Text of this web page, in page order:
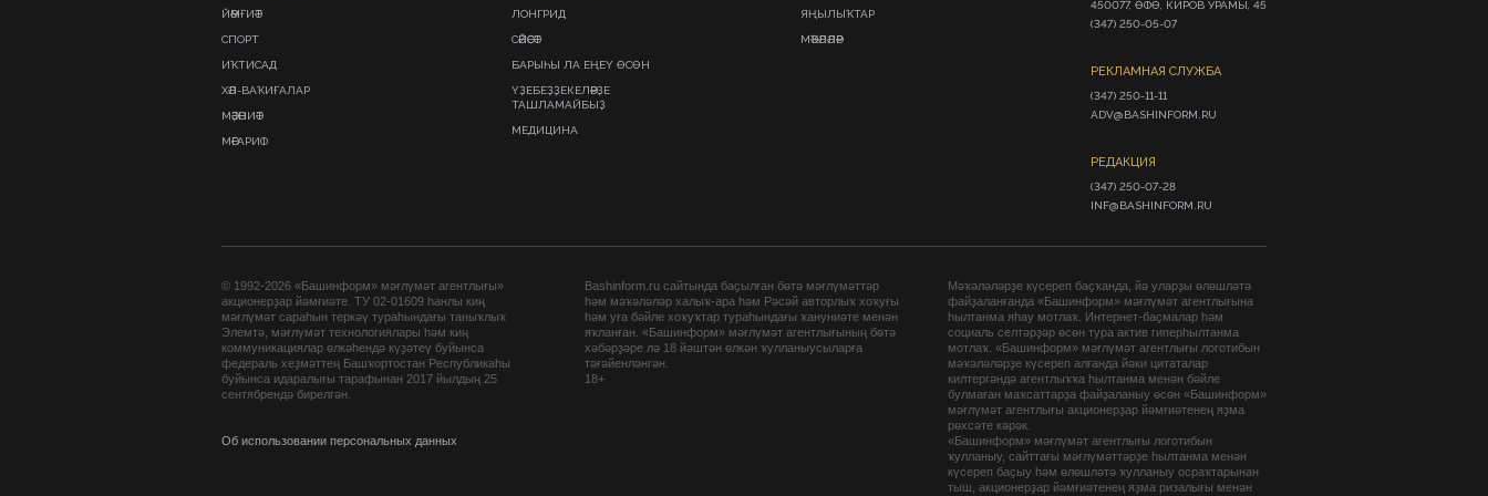
ЙӘМҒИӘТ
СПОРТ
ИҠТИСАД
ХӘЛ-ВАҠИҒАЛАР
МӘҘӘНИӘТ
МӘҒАРИФ
ЛОНГРИД
СӘЙӘСӘТ
БАРЫҺЫ ЛА ЕҢЕҮ ӨСӨН
ҮҘЕБЕҘҘЕКЕЛӘРҘЕ
ТАШЛАМАЙБЫҘ
МЕДИЦИНА
ЯҢЫЛЫҠТАР
МӘҠӘЛӘЛӘР
450077, ӨФӨ, КИРОВ УРАМЫ, 45
(347) 250-05-07
РЕКЛАМНАЯ СЛУЖБА
(347) 250-11-11
ADV@BASHINFORM.RU
РЕДАКЦИЯ
(347) 250-07-28
INF@BASHINFORM.RU
© 1992-2026 «Башинформ» мәғлүмәт агентлығы»
акционерҙар йәмғиәте. ТУ 02-01609 һанлы киң
мәғлүмәт сараһын теркәү тураһындағы таныҡлыҡ
Элемтә, мәғлүмәт технологиялары һәм киң
коммуникациялар өлкәһендә күҙәтеү буйынса
федераль хеҙмәттең Башҡортостан Республикаһы
буйынса идаралығы тарафынан 2017 йылдың 25
сентябрендә бирелгән.
Об использовании персональных данных
Bashinform.ru сайтында баҫылған бөтә мәғлүмәттәр
һәм мәҡәләләр халыҡ-ара һәм Рәсәй авторлыҡ хоҡуғы
һәм уға бәйле хоҡуҡтар тураһындағы ҡануниәте менән
яҡланған. «Башинформ» мәғлүмәт агентлығының бөтә
хәбәрҙәре лә 18 йәштән өлкән ҡулланыусыларға
тәғәйенләнгән.
18+
Мәҡәләләрҙе күсереп баҫҡанда, йә уларҙы өлөшләтә
файҙаланғанда «Башинформ» мәғлүмәт агентлығына
һылтанма яһау мотлаҡ. Интернет-баҫмалар һәм
социаль селтәрҙәр өсөн тура актив гиперһылтанма
мотлаҡ. «Башинформ» мәғлүмәт агентлығы логотибын
мәҡәләләрҙе күсереп алғанда йәки цитаталар
килтергәндә агентлыҡҡа һылтанма менән бәйле
булмаған маҡсаттарҙа файҙаланыу өсөн «Башинформ»
мәғлүмәт агентлығы акционерҙар йәмғиәтенең яҙма
рөхсәте кәрәк.
«Башинформ» мәғлүмәт агентлығы логотибын
ҡулланыу, сайттағы мәғлүмәттәрҙе һылтанма менән
күсереп баҫыу һәм өлөшләтә ҡулланыу осраҡтарынан
тыш, акционерҙар йәмғиәтенең яҙма ризалығы менән